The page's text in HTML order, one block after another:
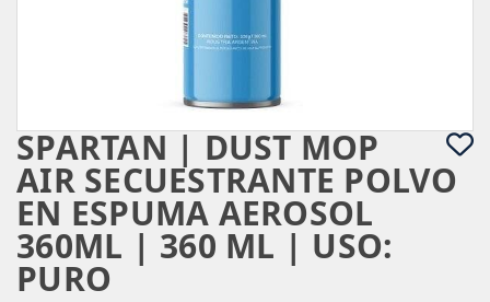
SPARTAN | DUST MOP
AIR SECUESTRANTE POLVO
EN ESPUMA AEROSOL
360ML | 360 ML | USO:
PURO